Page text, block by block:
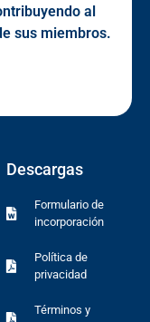
al
sus miembros.
Descargas
Formulario de
incorporación
Política de
privacidad
Términos y